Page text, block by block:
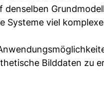
denselben
Systeme viel
Bilddaten zu